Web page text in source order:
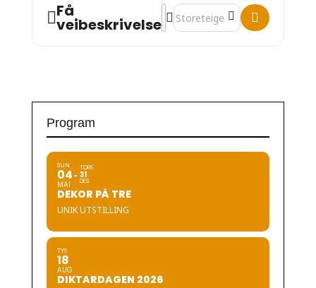
Få
veibeskrivelse
Address - Midsummer Eve
Destination Address -
Program
SUN
04
MAI
TORS
31
DES
DEKOR PÅ TRE
UNIK UTSTILLING
TYS
18
AUG
DIKTARDAGEN 2026